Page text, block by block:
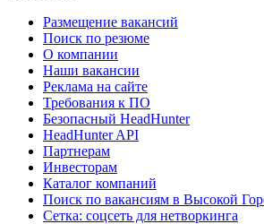
Размещение вакансий
Поиск по резюме
О компании
Наши вакансии
Реклама на сайте
Требования к ПО
Безопасный HeadHunter
HeadHunter API
Партнерам
Инвесторам
Каталог компаний
Поиск по вакансиям в Высокой
Сетка: соцсеть для нетворкинга